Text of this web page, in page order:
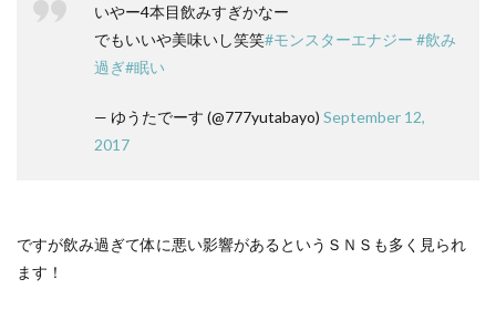
いやー4本目飲みすぎかなー
でもいいや美味いし笑笑#モンスターエナジー #飲み
過ぎ#眠い
— ゆうたでーす (@777yutabayo) September 12,
2017
ですが飲み過ぎて体に悪い影響があるというＳＮＳも多く見られ
ます！